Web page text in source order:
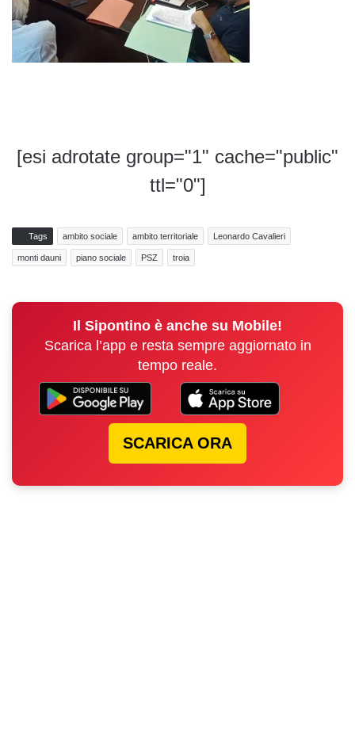
[esi adrotate group="1" cache="public"
ttl="0"]
Tags ambito sociale ambito territoriale Leonardo Cavalieri
monti dauni piano sociale PSZ troia
Il Sipontino è anche su Mobile!
Scarica l’app e resta sempre aggiornato in
tempo reale.
SCARICA ORA